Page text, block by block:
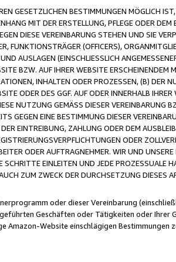
GESETZLICHEN BESTIMMUNGEN MÖGLICH
MIT DER ERSTELLUNG, PFLEGE ODER DEM
DIESE VEREINBARUNG STEHEN UND SIE
FUNKTIONSTRÄGER (OFFICERS),
AUSLAGEN (EINSCHLIESSLICH
BZW. AUF IHRER WEBSITE ERSCHEINENDEM
INHALTEN ODER PROZESSEN, (B) DER
ODER DES GGF. AUF ODER INNERHALB
NUTZUNG GEMÄSS DIESER VEREINBARUNG
GEGEN EINE BESTIMMUNG DIESER
EINTREIBUNG, ZAHLUNG ODER DEM
ODER
ODER AUFTRAGNEHMER. WIR UND
EINLEITEN UND JEDE PROZESSUALE
ZUM ZWECK DER DURCHSETZUNG DIESES
oder dieser Vereinbarung
Geschäften oder Tätigkeiten oder Ihrer
Website einschlägigen Bestimmungen